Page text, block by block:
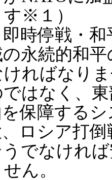
※１）
時停戦・和
永続的和
ればなり
はなく、
保障する
ロシア打
でなけれ
ん。